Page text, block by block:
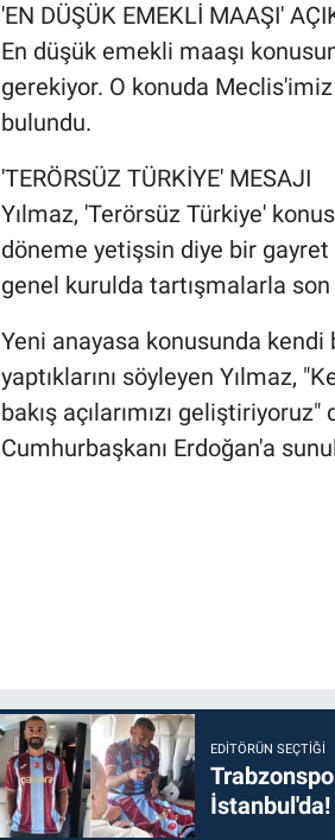
'EN DÜŞÜK EMEKLİ MAAŞI'
En düşük emekli maaşı
gerekiyor. O konuda Meclis'imiz
bulundu.
'TERÖRSÜZ TÜRKİYE' MESAJI
Yılmaz, 'Terörsüz Türkiye'
döneme yetişsin diye bir
genel kurulda tartışmalarla
Yeni anayasa konusunda kendi
yaptıklarını söyleyen Yılmaz,
bakış açılarımızı
Cumhurbaşkanı Erdoğan'a
EDITÖRÜN SEÇTIĞI